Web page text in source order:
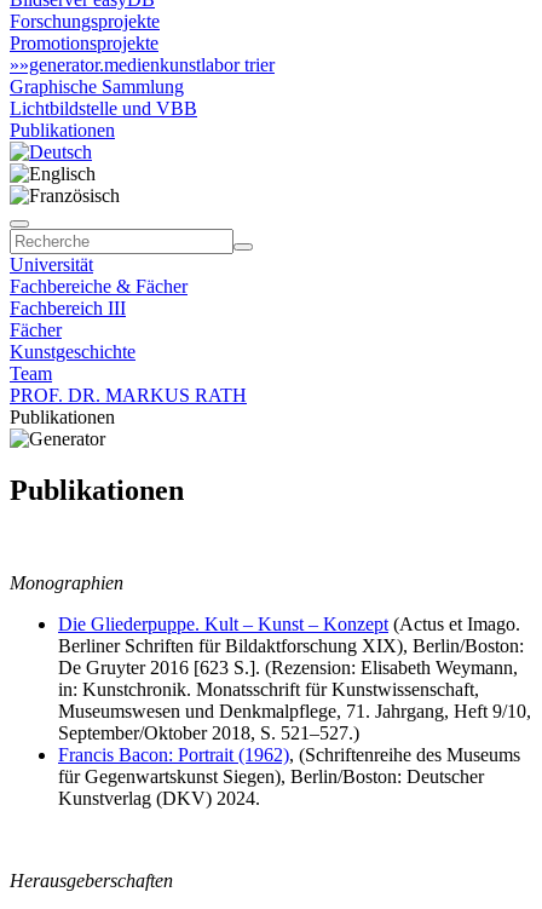
Forschungsprojekte
Promotionsprojekte
»»generator.medienkunstlabor trier
Graphische Sammlung
Lichtbildstelle und VBB
Publikationen
Universität
Fachbereiche & Fächer
Fachbereich III
Fächer
Kunstgeschichte
Team
PROF. DR. MARKUS RATH
Publikationen
Publikationen
Monographien
Die Gliederpuppe. Kult – Kunst – Konzept (Actus et Imago.
Berliner Schriften für Bildaktforschung XIX), Berlin/Boston:
De Gruyter 2016 [623 S.]. (Rezension: Elisabeth Weymann,
in: Kunstchronik. Monatsschrift für Kunstwissenschaft,
Museumswesen und Denkmalpflege, 71. Jahrgang, Heft 9/10,
September/Oktober 2018, S. 521–527.)
Francis Bacon: Portrait (1962), (Schriftenreihe des Museums
für Gegenwartskunst Siegen), Berlin/Boston: Deutscher
Kunstverlag (DKV) 2024.
Herausgeberschaften